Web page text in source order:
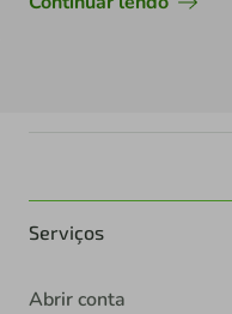
Serviços
Abrir conta